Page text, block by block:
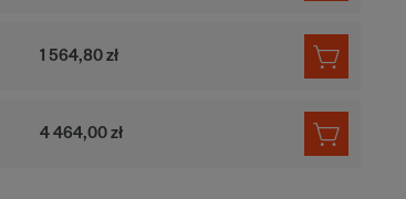
1 564,80 zł
4 464,00 zł